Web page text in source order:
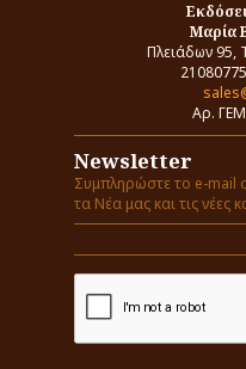
Μαρία
Πλειάδων 95,
Αρ.
Newsletter
Συμπληρώστε το e-mail
τα Νέα μας και τις νέες